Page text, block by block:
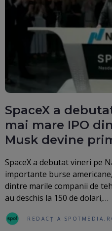
SpaceX a
mai mare IPO
Musk devine
SpaceX a debutat vineri pe
importante burse
dintre marile companii de
au deschis la 150 de dolari,…
REDACȚIA